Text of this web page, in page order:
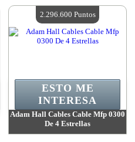
Cantidad disponible:4
Adam Hall Cables Cable Mfp 0300
De 4 Estrellas
ESTO ME
INTERESA
2.296.600 Puntos